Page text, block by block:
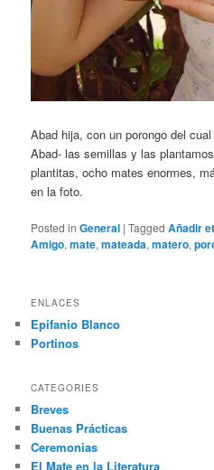
Abad hija, con un porongo del
Abad- las semillas y las
plantitas, ocho mates enormes,
en la foto.
Posted in General |Tagged Añadir
Amigo,mate,mateada,matero,
ENLACES
Epifanio Blanco
Portinos
CATEGORIES
Breves
Buenas Prácticas
Ceremonias
El Mate en la Literatura